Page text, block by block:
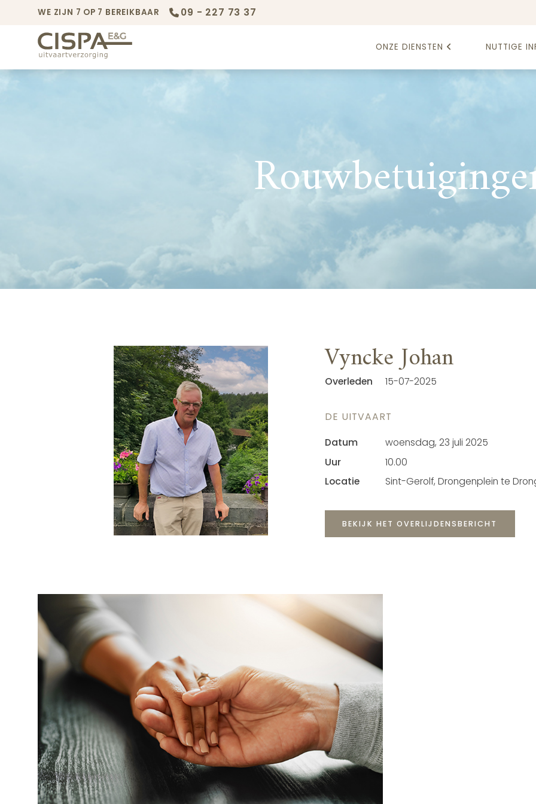
WE ZIJN 7 OP 7 BEREIKBAAR 09 - 227 73 37
ONZE DIENSTEN NUTTIGE
Vyncke Johan
Overleden 15-07-2025
DE UITVAART
Datum
woensdag, 23 juli 2025
Uur
10.00
Locatie
Sint-Gerolf, Drongenplein te
BEKIJK HET OVERLIJDENSBERICHT